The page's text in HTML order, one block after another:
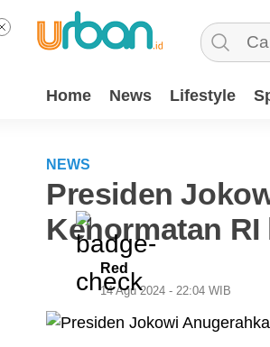
Home News Lifestyle
NEWS
Presiden
Kehormatan RI
Red
14 Agu 2024 - 22:04 WIB